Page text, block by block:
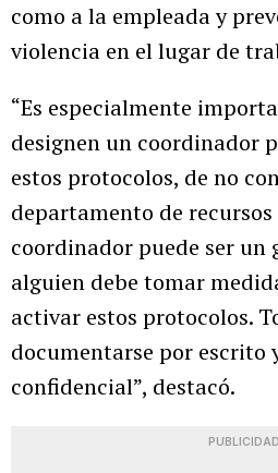
como a la empleada y
violencia en el lugar de
“Es especialmente
designen un coordinador
estos protocolos, de no
departamento de recursos
coordinador puede ser un
alguien debe tomar
activar estos protocolos.
documentarse por escrito
confidencial”, destacó.
PUBLICIDAD